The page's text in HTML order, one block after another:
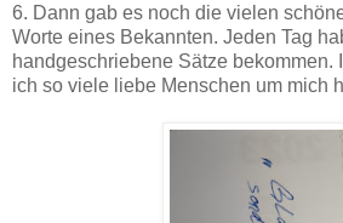
6. Dann gab es noch die vielen
Worte eines Bekannten. Jeden Tag
handgeschriebene Sätze bekommen.
ich so viele liebe Menschen um mich